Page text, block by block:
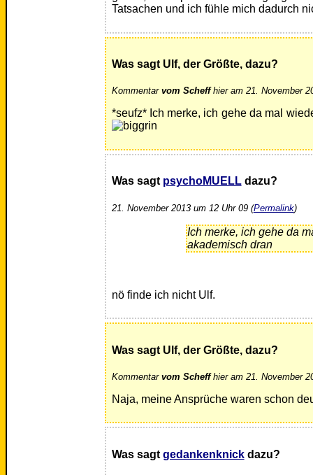
Tatsachen und ich fühle mich dadurch
Was sagt Ulf, der Größte, dazu?
Kommentar vom Scheffhier am 21. November
*seufz* Ich merke, ich gehe da mal
Was sagt psychoMUELLdazu?
21. November 2013 um 12 Uhr 09 (Permalink)
Ich merke, ich gehe da
akademisch dran
nö finde ich nicht Ulf.
Was sagt Ulf, der Größte, dazu?
Kommentar vom Scheffhier am 21. November
Naja, meine Ansprüche waren schon
Was sagt gedankenknickdazu?